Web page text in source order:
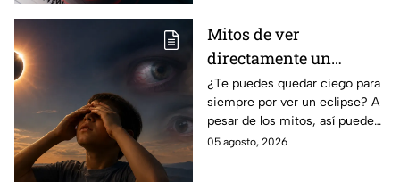
Mitos de ver
directamente un
eclipse parcial: así
puedes observarlo de
forma segura
¿Te puedes quedar ciego para
siempre por ver un eclipse? A
pesar de los mitos, así puedes
observar un eclipse parcial y
05 agosto, 2026